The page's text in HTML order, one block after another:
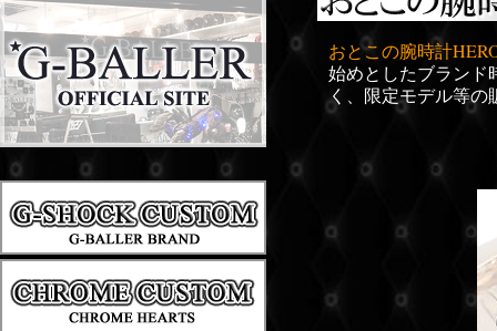
おとこの腕時計
始めとしたブランド
く、限定モデル等の